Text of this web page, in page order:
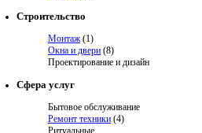
Строительство
Монтаж(1)
Окна и двери (8)
Проектирование и дизайн
Сфера услуг
Бытовое обслуживание
Ремонт техники (4)
Ритуальные